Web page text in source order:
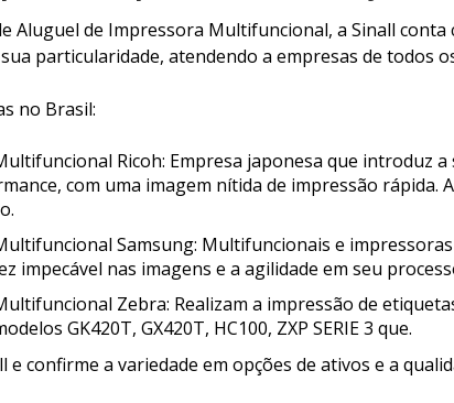
Aluguel de Impressora Multifuncional, a Sinall
particularidade, atendendo a empresas de todos
no Brasil:
Ricoh: Empresa japonesa que introduz
com uma imagem nítida de impressão
Samsung: Multifuncionais e
impecável nas imagens e a agilidade em seu
Zebra: Realizam a impressão de
GK420T, GX420T, HC100, ZXP SERIE 3 que.
e confirme a variedade em opções de ativos e a